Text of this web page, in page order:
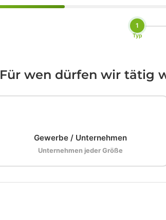
1
Typ
Für wen dürfen wir tätig
Gewerbe / Unternehmen
Unternehmen jeder Größe